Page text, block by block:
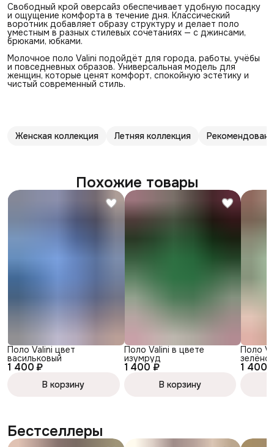
Свободный крой оверсайз обеспечивает удобную посадку
и ощущение комфорта в течение дня. Классический
воротник добавляет образу структуру и делает поло
уместным в разных стилевых сочетаниях — с джинсами,
брюками, юбками.
Молочное поло Valini подойдёт для города, работы, учёбы
и повседневных образов. Универсальная модель для
женщин, которые ценят комфорт, спокойную эстетику и
чистый современный стиль.
Женская коллекция Летняя коллекция
Похожие товары
1 400 ₽
Поло Valini цвет
васильковый
В корзину
1 400 ₽
Поло Valini в цвете
изумруд
В корзину
1 400
Поло
Бестселлеры